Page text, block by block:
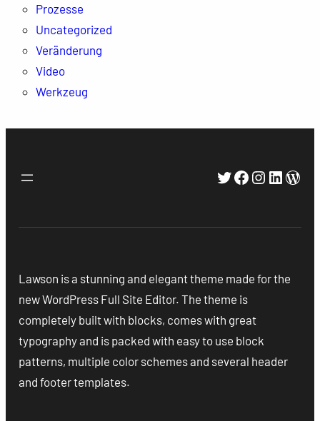
Prozesse
Uncategorized
Veränderung
Video
Werkzeug
Twitter
Facebook
Lawson is a stunning and elegant theme made for the
new WordPress Full Site Editor. The theme is
completely built with blocks, comes with great
typography and is packed with easy to use block
patterns, multiple color schemes and several header
and footer templates.